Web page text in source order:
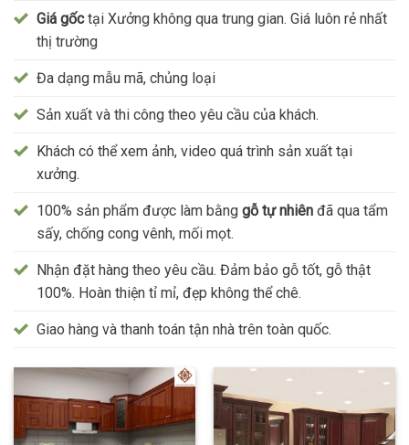
Giá gốctại Xưởng không qua trung gian. Giá luôn rẻ nhất
thị trường
Đa dạng mẫu mã, chủng loại
Sản xuất và thi công theo yêu cầu của khách.
Khách có thể xem ảnh, video quá trình sản xuất tại
xưởng.
100% sản phẩm được làm bằng gỗ tự nhiên đã qua tẩm
sấy, chống cong vênh, mối mọt.
Nhận đặt hàng theo yêu cầu. Đảm bảo gỗ tốt, gỗ thật
100%. Hoàn thiện tỉ mỉ, đẹp không thể chê.
Giao hàng và thanh toán tận nhà trên toàn quốc.